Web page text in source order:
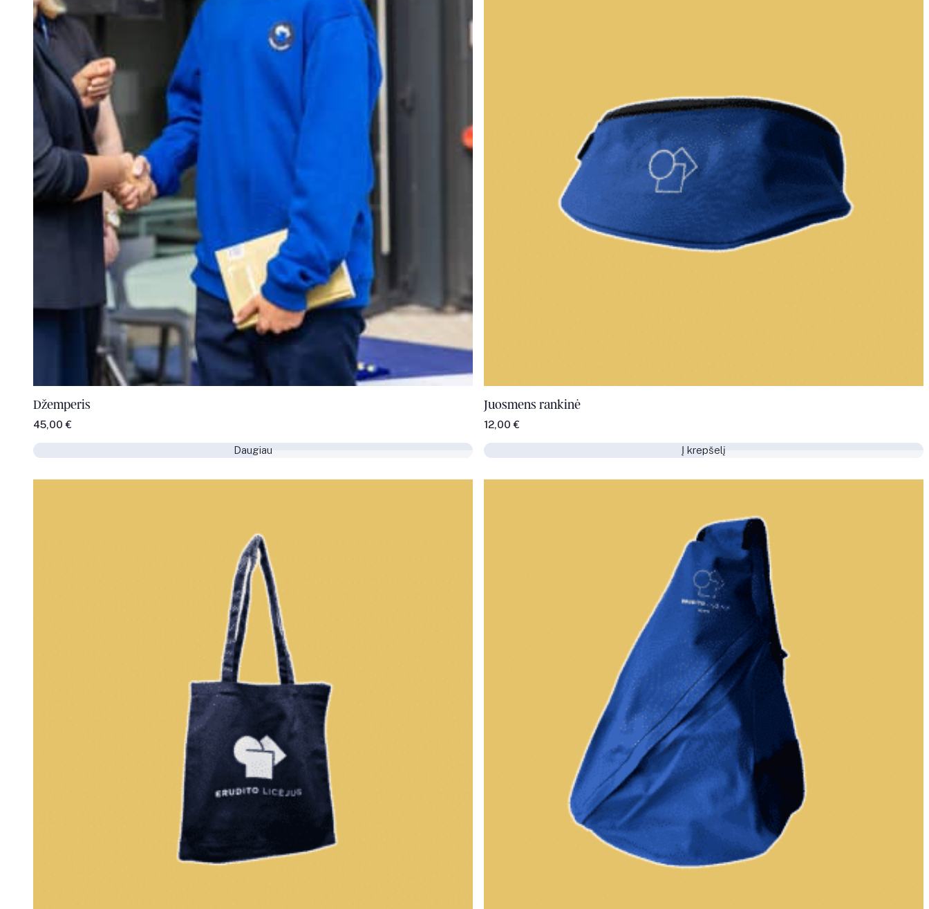
Daugiau
Džemperis
45,00€
Daugiau
Į krepšelį
Juosmens rankinė
12,00€
Į krepšelį